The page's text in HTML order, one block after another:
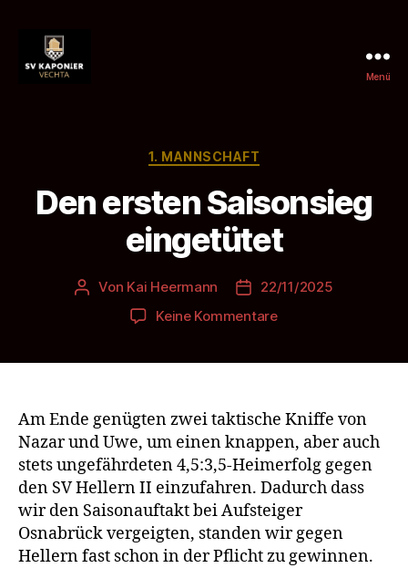
Menü
Kategorien
1. MANNSCHAFT
Den ersten Saisonsieg
eingetütet
Beitragsautor
Von Kai Heermann Beitragsdatum
22/11/2025
Keine Kommentarezu
Am Ende genügten zwei taktische Kniffe von
Nazar und Uwe, um einen knappen, aber auch
stets ungefährdeten 4,5:3,5-Heimerfolg gegen
den SV Hellern II einzufahren. Dadurch dass
wir den Saisonauftakt bei Aufsteiger
Osnabrück vergeigten, standen wir gegen
Hellern fast schon in der Pflicht zu gewinnen.